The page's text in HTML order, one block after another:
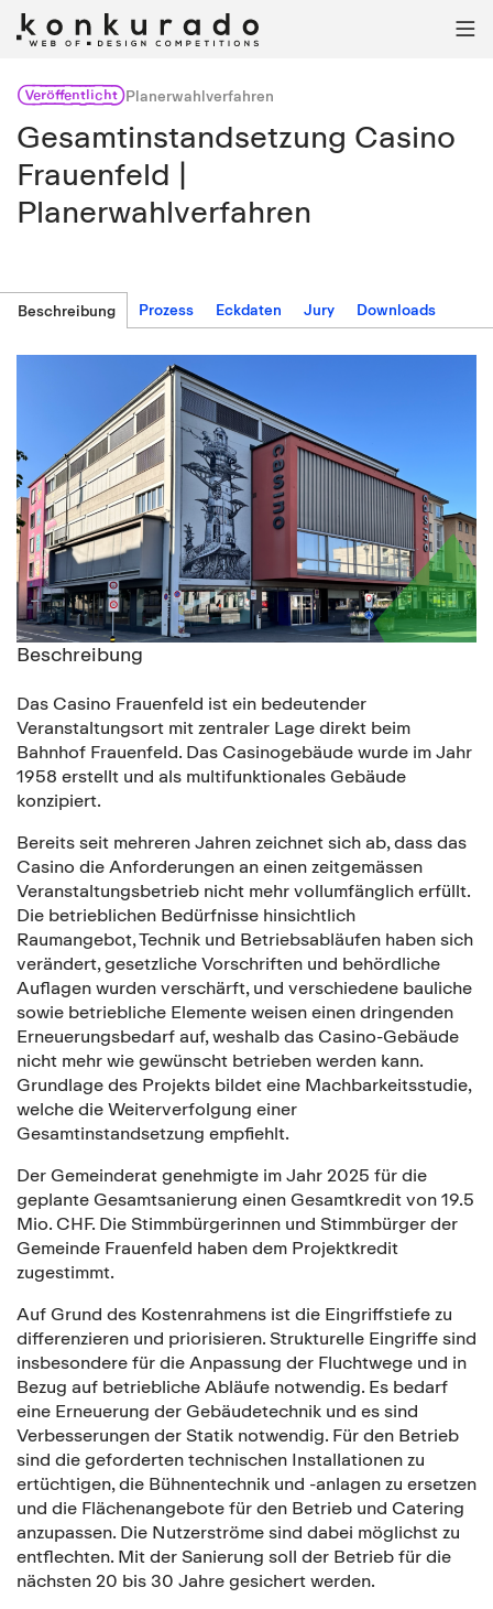

VeröffentlichtPlanerwahlverfahren
Gesamtinstandsetzung Casino
Frauenfeld |
Planerwahlverfahren
Beschreibung Prozess Eckdaten Jury Downloads
Beschreibung
Das Casino Frauenfeld ist ein bedeutender
Veranstaltungsort mit zentraler Lage direkt beim
Bahnhof Frauenfeld. Das Casinogebäude wurde im Jahr
1958 erstellt und als multifunktionales Gebäude
konzipiert.
Bereits seit mehreren Jahren zeichnet sich ab, dass das
Casino die Anforderungen an einen zeitgemässen
Veranstaltungsbetrieb nicht mehr vollumfänglich erfüllt.
Die betrieblichen Bedürfnisse hinsichtlich
Raumangebot, Technik und Betriebsabläufen haben sich
verändert, gesetzliche Vorschriften und behördliche
Auflagen wurden verschärft, und verschiedene bauliche
sowie betriebliche Elemente weisen einen dringenden
Erneuerungsbedarf auf, weshalb das Casino-Gebäude
nicht mehr wie gewünscht betrieben werden kann.
Grundlage des Projekts bildet eine Machbarkeitsstudie,
welche die Weiterverfolgung einer
Gesamtinstandsetzung empfiehlt.
Der Gemeinderat genehmigte im Jahr 2025 für die
geplante Gesamtsanierung einen Gesamtkredit von 19.5
Mio. CHF. Die Stimmbürgerinnen und Stimmbürger der
Gemeinde Frauenfeld haben dem Projektkredit
zugestimmt.
Auf Grund des Kostenrahmens ist die Eingriffstiefe zu
differenzieren und priorisieren. Strukturelle Eingriffe sind
insbesondere für die Anpassung der Fluchtwege und in
Bezug auf betriebliche Abläufe notwendig. Es bedarf
eine Erneuerung der Gebäudetechnik und es sind
Verbesserungen der Statik notwendig. Für den Betrieb
sind die geforderten technischen Installationen zu
ertüchtigen, die Bühnentechnik und -anlagen zu ersetzen
und die Flächenangebote für den Betrieb und Catering
anzupassen. Die Nutzerströme sind dabei möglichst zu
entflechten. Mit der Sanierung soll der Betrieb für die
nächsten 20 bis 30 Jahre gesichert werden.